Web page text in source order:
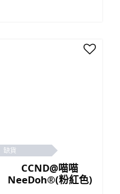
缺貨
CCND@喵喵
NeeDoh®(粉紅色)